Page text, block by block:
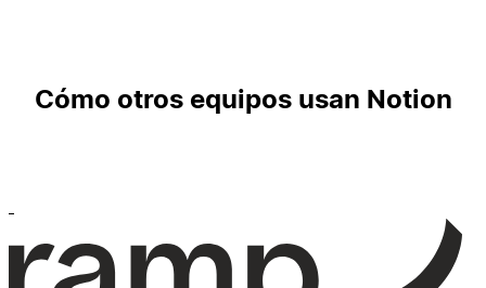
Cómo otros equipos usan Notion